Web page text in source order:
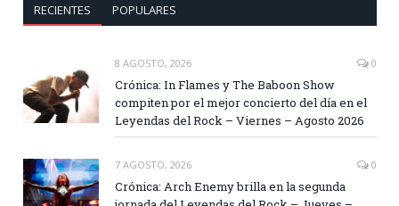
RECIENTES POPULARES
8 AGOSTO, 2026 0
Crónica: In Flames y The Baboon Show
compiten por el mejor concierto del día en el
Leyendas del Rock – Viernes – Agosto 2026
7 AGOSTO, 2026 0
Crónica: Arch Enemy brilla en la segunda